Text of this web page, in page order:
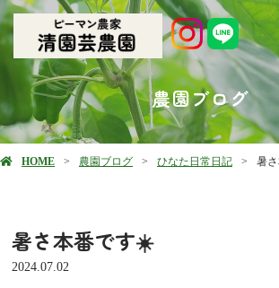
農園ブログ
HOME 農園ブログ ひなた日常日記 暑
暑さ本番です☀️
2024.07.02